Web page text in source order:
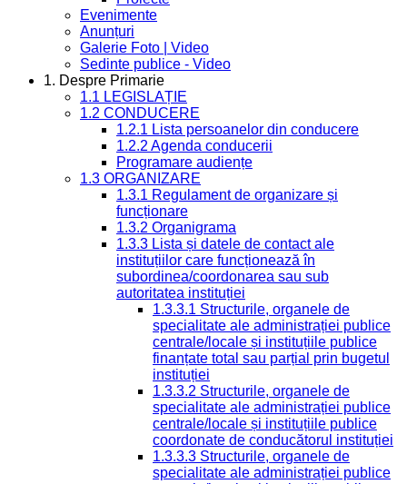
Evenimente
Anunțuri
Galerie Foto | Video
Sedinte publice - Video
1. Despre Primarie
1.1 LEGISLAȚIE
1.2 CONDUCERE
1.2.1 Lista persoanelor din conducere
1.2.2 Agenda conducerii
Programare audiențe
1.3 ORGANIZARE
1.3.1 Regulament de organizare și
funcționare
1.3.2 Organigrama
1.3.3 Lista și datele de contact ale
instituțiilor care funcționează în
subordinea/coordonarea sau sub
autoritatea instituției
1.3.3.1 Structurile, organele de
specialitate ale administrației publice
centrale/locale și instituțiile publice
finanțate total sau parțial prin bugetul
instituției
1.3.3.2 Structurile, organele de
specialitate ale administrației publice
centrale/locale și instituțiile publice
coordonate de conducătorul instituției
1.3.3.3 Structurile, organele de
specialitate ale administrației publice